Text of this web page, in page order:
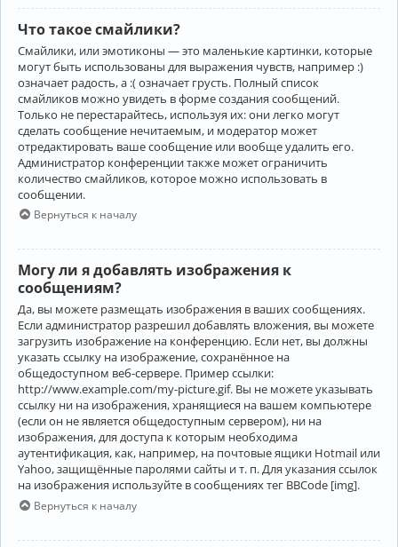
Что такое смайлики?
Смайлики, или эмотиконы — это маленькие картинки, которые
могут быть использованы для выражения чувств, например :)
означает радость, а :( означает грусть. Полный список
смайликов можно увидеть в форме создания сообщений.
Только не перестарайтесь, используя их: они легко могут
сделать сообщение нечитаемым, и модератор может
отредактировать ваше сообщение или вообще удалить его.
Администратор конференции также может ограничить
количество смайликов, которое можно использовать в
сообщении.
Вернуться к началу
Могу ли я добавлять изображения к
сообщениям?
Да, вы можете размещать изображения в ваших сообщениях.
Если администратор разрешил добавлять вложения, вы можете
загрузить изображение на конференцию. Если нет, вы должны
указать ссылку на изображение, сохранённое на
общедоступном веб-сервере. Пример ссылки:
http://www.example.com/my-picture.gif. Вы не можете указывать
ссылку ни на изображения, хранящиеся на вашем компьютере
(если он не является общедоступным сервером), ни на
изображения, для доступа к которым необходима
аутентификация, как, например, на почтовые ящики Hotmail или
Yahoo, защищённые паролями сайты и т. п. Для указания ссылок
на изображения используйте в сообщениях тег BBCode [img].
Вернуться к началу